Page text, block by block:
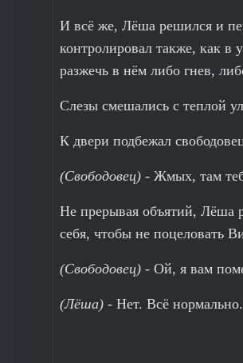
И всё же, Лёша решился и
контролировал также, как
разжечь в нём либо гнев,
Слезы смешались с теплой
К двери подбежал
(Свободовец) - Жмых, там
Не прерывая объятий, Лёша
себя, чтобы не поцеловать
(Свободовец) - Ой, я вам
(Лёша) - Нет. Всё